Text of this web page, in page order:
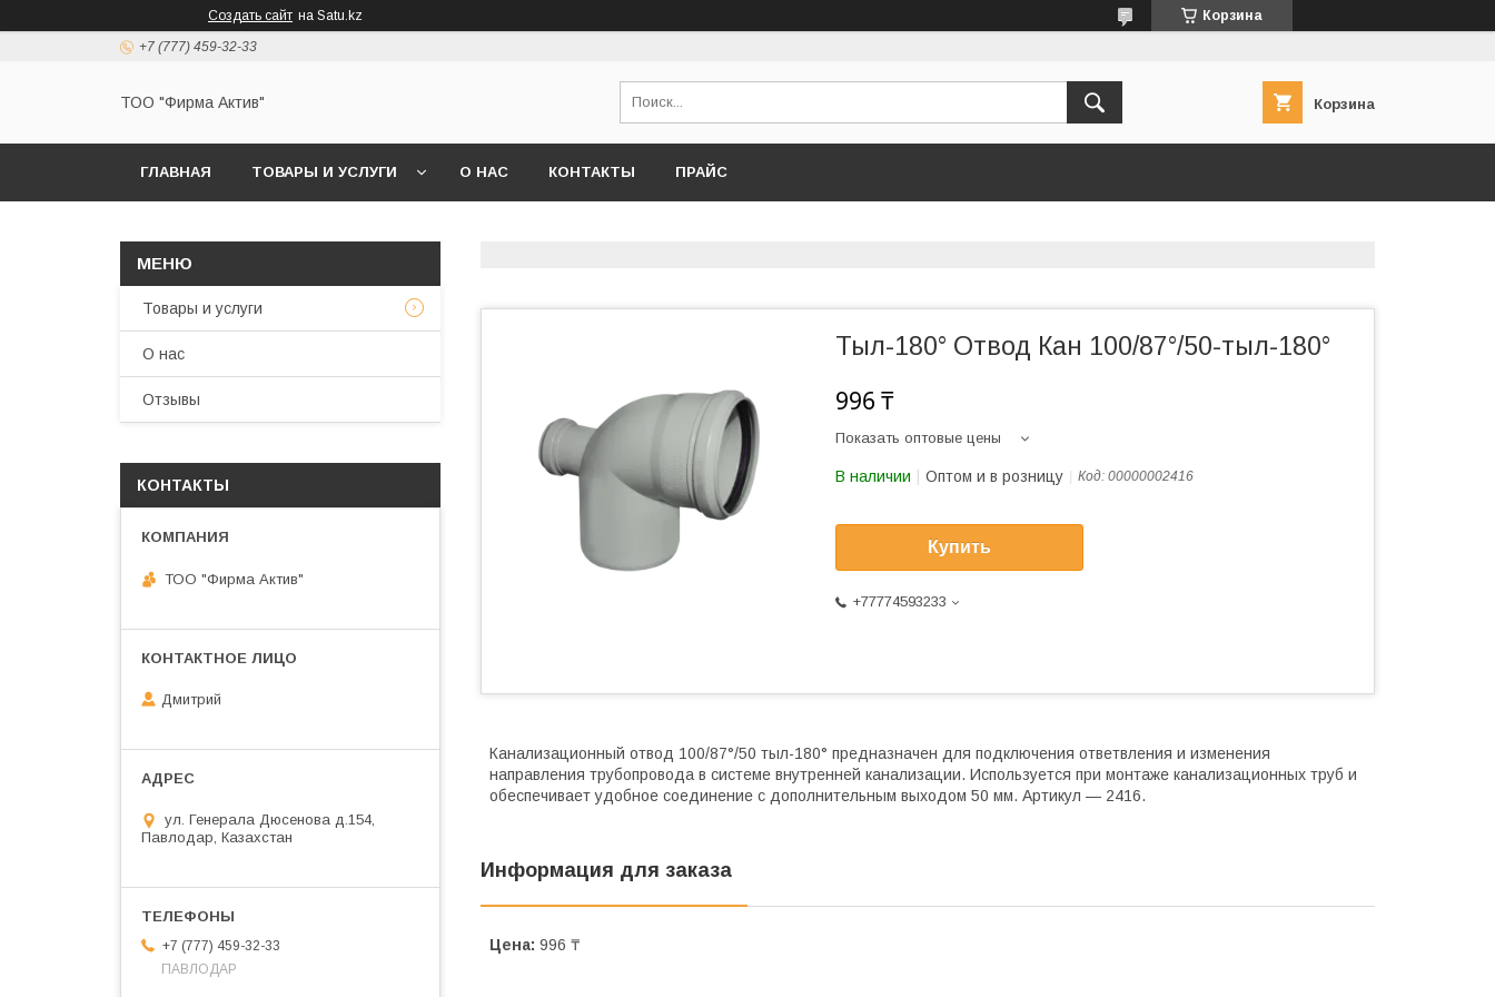
Создать сайт на Satu.kz Корзина
+7 (777) 459-32-33
ТОО "Фирма Актив" Корзина
ГЛАВНАЯ ТОВАРЫ И УСЛУГИ О НАС КОНТАКТЫ ПРАЙС
Тыл-180° Отвод Кан 100/87°/50-тыл-180°
996 ₸
Показать оптовые цены
В наличии Оптом и в розницу Код: 00000002416
Купить
+77774593233
Канализационный отвод 100/87°/50 тыл-180° предназначен для подключения ответвления и изменения
направления трубопровода в системе внутренней канализации. Используется при монтаже канализационных труб и
обеспечивает удобное соединение с дополнительным выходом 50 мм. Артикул — 2416.
Информация для заказа
Цена: 996 ₸
Товары и услуги
О нас
Отзывы
КОНТАКТЫ
ТОО "Фирма Актив"
Дмитрий
ул. Генерала Дюсенова д.154,
Павлодар, Казахстан
+7 (777) 459-32-33
ПАВЛОДАР